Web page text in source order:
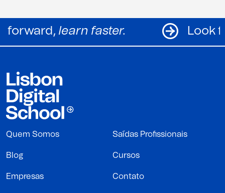
Look forward,learn faster.
Quem Somos Saídas Profissionais
Blog Cursos
Empresas Contato